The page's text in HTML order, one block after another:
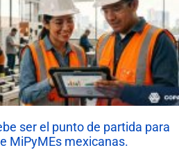
ser el punto de partida para
MiPyMEs mexicanas.